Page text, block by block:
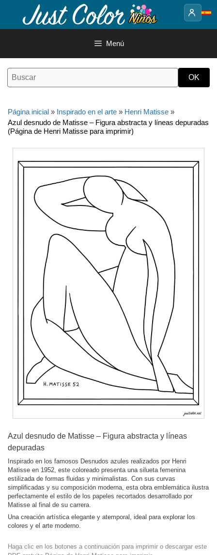
contenido
Menú
Página inicial » Inspirado en el arte » Henri Matisse »
Azul desnudo de Matisse – Figura abstracta y líneas depuradas
(Página de Henri Matisse para imprimir)
Azul desnudo de Matisse – Figura abstracta y líneas
depuradas
Inspirado en los famosos Desnudos azules realizados por Henri
Matisse en 1952, este coloreado presenta una silueta femenina
estilizada de formas fluidas y minimalistas. Con sus curvas
simplificadas y su composición moderna, esta obra emblemática ilustra
perfectamente el estilo de los papeles recortados desarrollado por
Matisse al final de su carrera.
Una creación artística elegante y atemporal, ideal para explorar los
colores y el arte moderno.
Haga clic en los botones a continuación para imprimir o descargar este